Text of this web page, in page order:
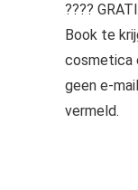
????
Book te
cosmetica
geen e-
vermeld.